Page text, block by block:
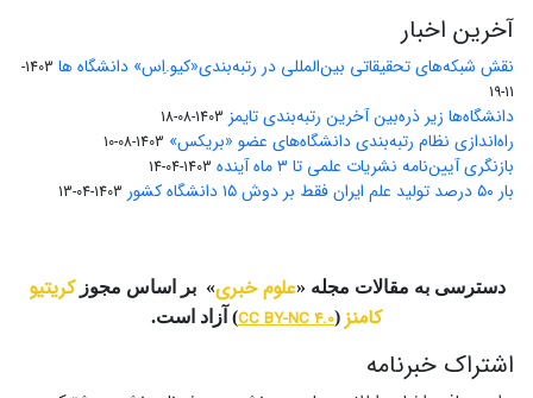
آخرین اخبار
نقش شبکه‌های تحقیقاتی بین‌المللی در رتبه‌بندی«کیو.اِس» دانشگاه ها
1403-
11-19
دانشگاه‌ها زیر ذره‌بین آخرین رتبه‌بندی تایمز 1403-08-18
راه‌اندازی نظام رتبه‌بندی دانشگاه‌‌های عضو «بریکس» 1403-08-10
بازنگری آیین‌نامه نشریات علمی تا ۳ ماه آینده 1403-04-14
بار ۵۰ درصد تولید علم ایران فقط بر دوش ۱۵ دانشگاه کشور 1403-04-13
دسترسی به مقالات مجله «علوم خبری» بر اساس مجوزکریتیو
کامنز (
CC BY-NC 4.0) آزاد است.
اشتراک خبرنامه